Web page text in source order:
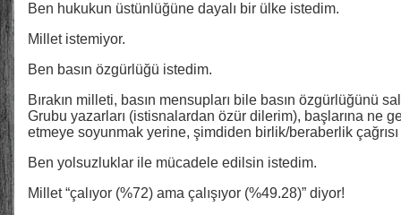
Ben hukukun üstünlüğüne dayalı bir ülke istedim.
Millet istemiyor.
Ben basın özgürlüğü istedim.
Bırakın milleti, basın mensupları bile basın özgürlüğünü
Grubu yazarları (istisnalardan özür dilerim), başlarına ne
etmeye soyunmak yerine, şimdiden birlik/beraberlik
Ben yolsuzluklar ile mücadele edilsin istedim.
Millet “çalıyor (%72) ama çalışıyor (%49.28)” diyor!